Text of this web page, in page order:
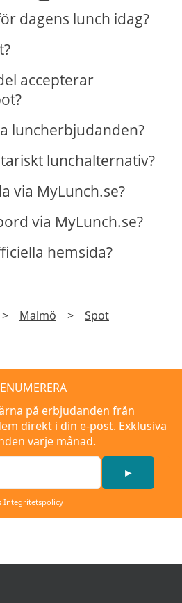
dagens lunch idag?
accepterar
luncherbjudanden?
lunchalternativ?
via MyLunch.se?
via MyLunch.se?
hemsida?
> Malmö > Spot
på erbjudanden från
direkt i din e-post. Exklusiva
varje månad.
►
Integritetspolicy